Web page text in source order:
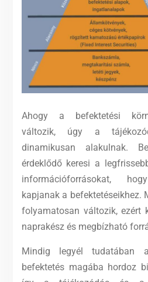
Ahogy a befektetési
változik, úgy a
dinamikusan alakulnak.
érdeklődő keresi a
információforrásokat,
kapjanak a befektetéseikhez.
folyamatosan változik, ezért
naprakész és megbízható
Mindig legyél tudatában
befektetés magába hordoz